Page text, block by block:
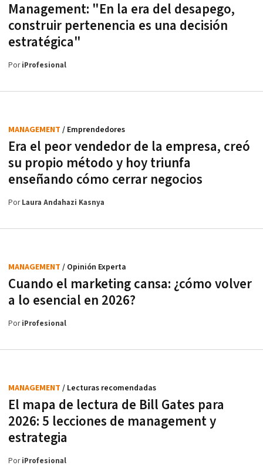
Management: "En la era del desapego,
construir pertenencia es una decisión
estratégica"
PoriProfesional
Era el peor vendedor de la empresa, creó
su propio método y hoy triunfa
enseñando cómo cerrar negocios
MANAGEMENT / Emprendedores
PorLaura Andahazi Kasnya
Cuando el marketing cansa: ¿cómo volver
a lo esencial en 2026?
MANAGEMENT / Opinión Experta
PoriProfesional
El mapa de lectura de Bill Gates para
2026: 5 lecciones de management y
estrategia
MANAGEMENT / Lecturas recomendadas
PoriProfesional